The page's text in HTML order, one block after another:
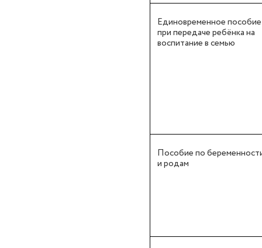
Единовременное пособие
при передаче ребёнка на
воспитание в семью
Пособие по
и родам